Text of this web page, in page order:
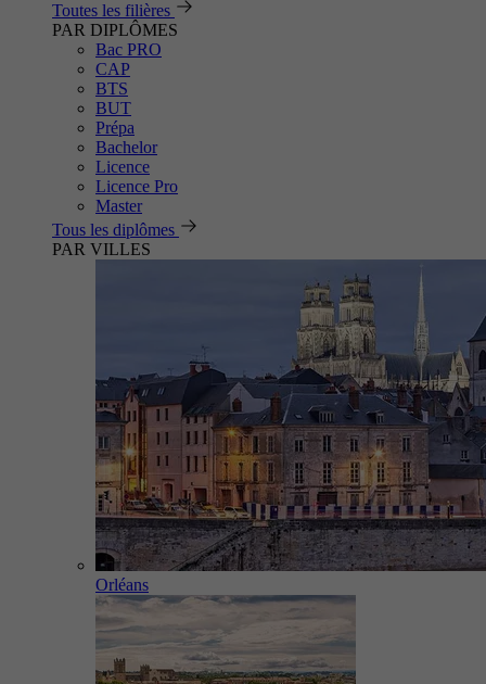
Toutes les filières
PAR DIPLÔMES
Bac PRO
CAP
BTS
BUT
Prépa
Bachelor
Licence
Licence Pro
Master
Tous les diplômes
PAR VILLES
Orléans